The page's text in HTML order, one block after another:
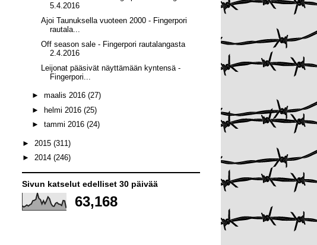
5.4.2016
Ajoi Taunuksella vuoteen 2000 - Fingerpori
rautala...
Off season sale - Fingerpori rautalangasta
2.4.2016
Leijonat pääsivät näyttämään kyntensä -
Fingerpori...
► maalis 2016 (27)
► helmi 2016 (25)
► tammi 2016 (24)
► 2015 (311)
► 2014 (246)
Sivun katselut edelliset 30 päivää
63,168